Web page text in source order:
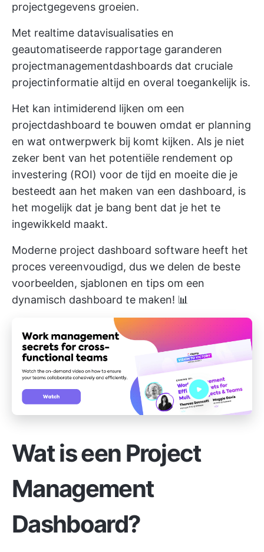
projectgegevens groeien.
Met realtime datavisualisaties en
geautomatiseerde rapportage garanderen
projectmanagementdashboards dat cruciale
projectinformatie altijd en overal toegankelijk is.
Het kan intimiderend lijken om een
projectdashboard te bouwen omdat er planning
en wat ontwerpwerk bij komt kijken. Als je niet
zeker bent van het potentiële rendement op
investering (ROI) voor de tijd en moeite die je
besteedt aan het maken van een dashboard, is
het mogelijk dat je bang bent dat je het te
ingewikkeld maakt.
Moderne project dashboard software heeft het
proces vereenvoudigd, dus we delen de beste
voorbeelden, sjablonen en tips om een
dynamisch dashboard te maken! 📊
Wat is een Project
Management
Dashboard?